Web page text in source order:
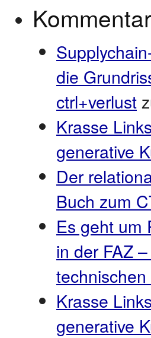
die
ctrl+verlust
Krasse
generative
Der
Buch zum
Es geht um
in der FAZ
Krasse
generative